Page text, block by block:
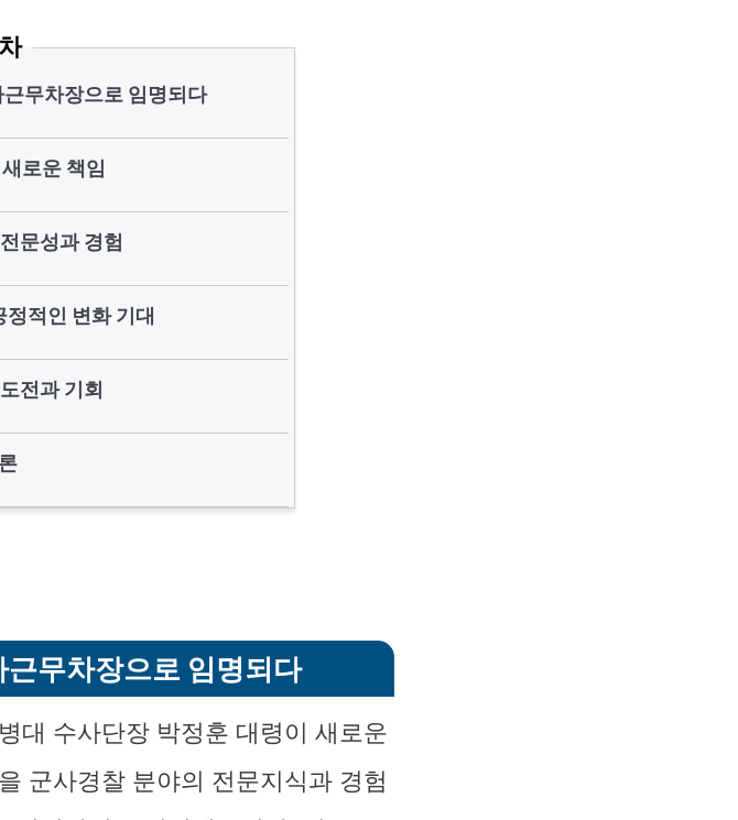
무차장으로 임명되다
로운 책임
문성과 경험
적인 변화 기대
전과 기회
무차장으로 임명되다
대 수사단장 박정훈 대령이 새로운
군사경찰 분야의 전문지식과 경험